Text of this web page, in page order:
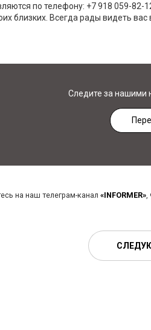
по телефону: +7 918 059-82-
близких. Всегда рады видеть
Следите за нашими
на наш телеграм-канал «INFORMER»,